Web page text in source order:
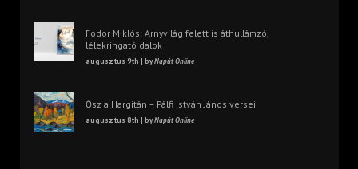
Fodor Miklós: Árnyvilág felett is áthullámzó,
lélekringató dalok
augusztus 9th | byNapút Online
Ősz a Hargitán – Pálfi István János versei
augusztus 8th | byNapút Online